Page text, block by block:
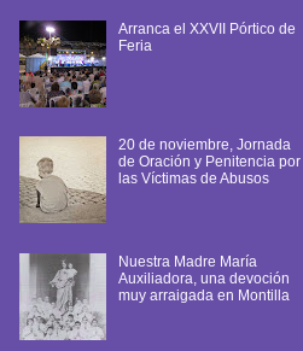
Arranca el XXVII Pórtico de
Feria
20 de noviembre, Jornada
de Oración y Penitencia por
las Víctimas de Abusos
Nuestra Madre María
Auxiliadora, una devoción
muy arraigada en Montilla